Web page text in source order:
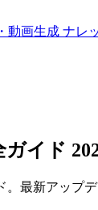
動画生成 ナレ
イド
。最新アップ